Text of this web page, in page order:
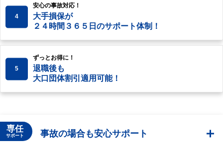
4
安心の事故対応！
大手損保が
２４時間３６５日のサポート体制！
5
ずっとお得に！
退職後も
大口団体割引適用可能！
専任
サポート 事故の場合も安心サポート